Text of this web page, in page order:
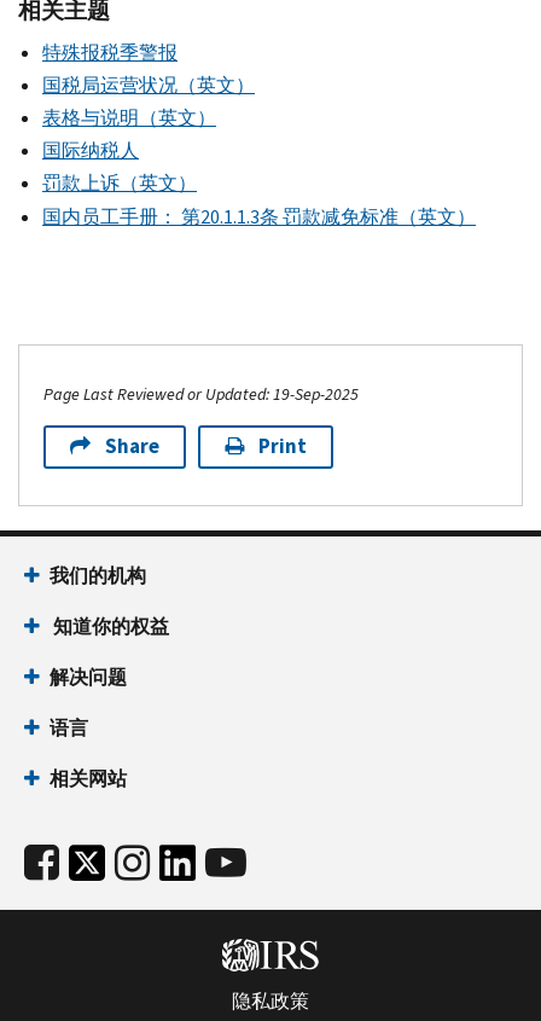
相关主题
特殊报税季警报
国税局运营状况（英文）
表格与说明（英文）
国际纳税人
罚款上诉（英文）
国内员工手册： 第20.1.1.3条 罚款减免标准（英文）
Page Last Reviewed or Updated: 19-Sep-2025
Share Print
我们的机构
知道你的权益
解决问题
语言
相关网站
隐私政策